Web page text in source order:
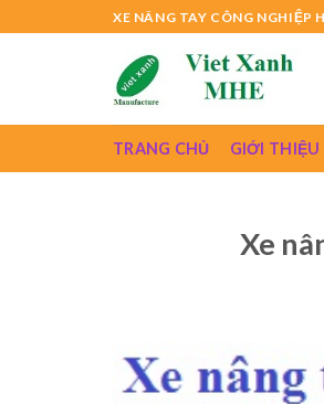
to
XE NÂNG TAY CÔNG NGHIỆP
TRANG CHỦ GIỚI THIỆU
Xe